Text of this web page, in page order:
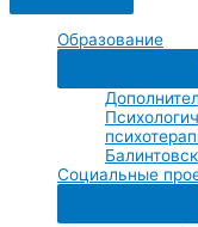
Образование
Социальные